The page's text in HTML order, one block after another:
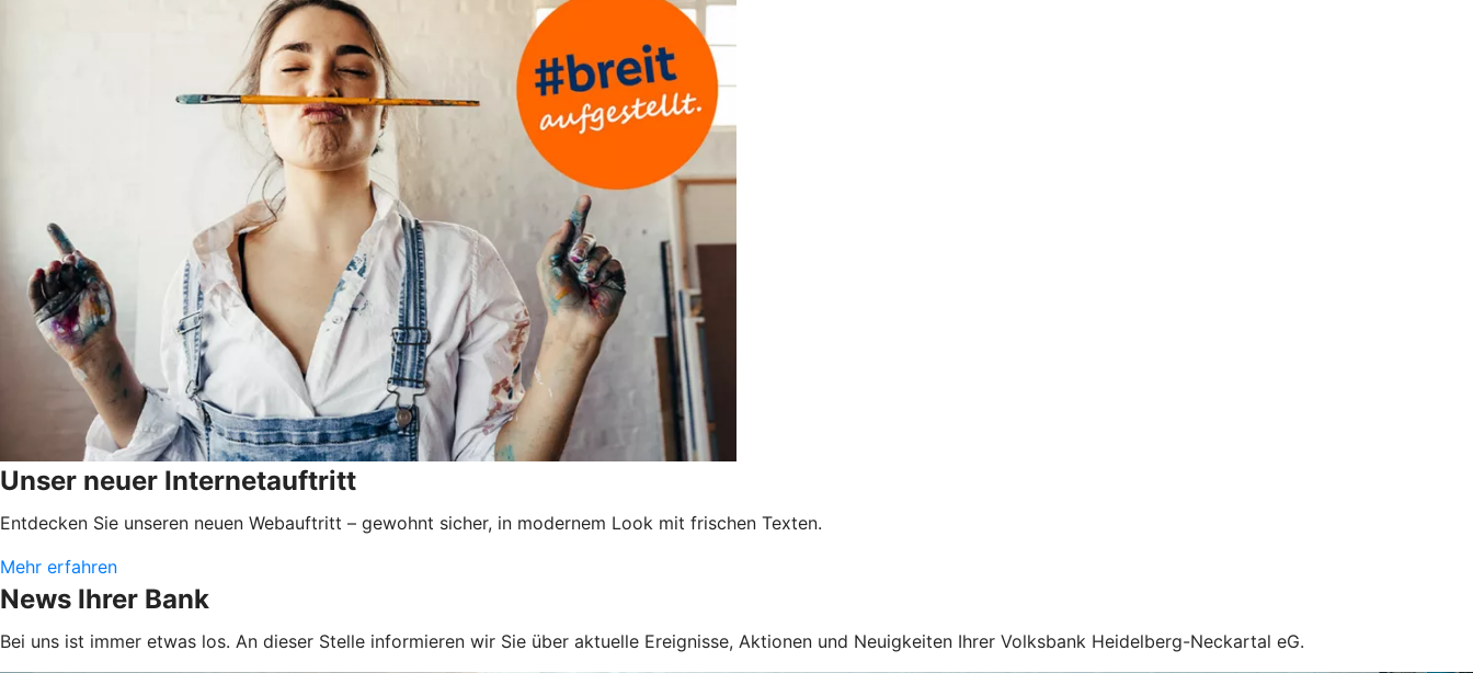
Unser neuer Internetauftritt
Entdecken Sie unseren neuen Webauftritt – gewohnt sicher, in modernem Look mit frischen Texten.
Mehr erfahren
News Ihrer Bank
Bei uns ist immer etwas los. An dieser Stelle informieren wir Sie über aktuelle Ereignisse, Aktionen und Neuigkeiten Ihrer Volksbank Heidelberg-Neckartal eG.